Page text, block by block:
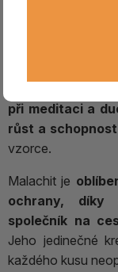
V tradiční práci s
při meditaci a
růst a
vzorce.
Malachit je
ochrany, díky
společník na
Jeho jedinečné
každého kusu